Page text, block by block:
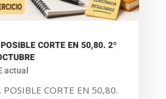
CORTE EN 50,80. 2º
actual
CORTE EN 50,80.